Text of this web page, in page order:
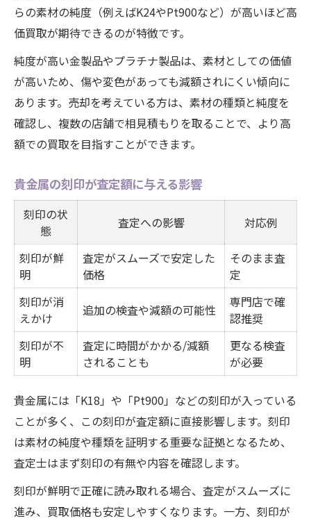
らの素材の純度（例えばK24やPt900など）が高いほど高
価買取が期待できるのが特徴です。
純度が高い金製品やプラチナ製品は、素材としての価値
が高いため、傷や変色があっても減額されにくい傾向に
あります。売却を考えている方は、素材の種類と純度を
確認し、複数の店舗で相見積もりを取ることで、より高
額での買取を目指すことができます。
貴金属の刻印が査定額に与える影響
刻印の状
態
査定への影響 対応例
刻印が鮮
明
査定がスムーズで安定した
価格
そのまま査
定
刻印が消
えかけ
追加の検査や減額の可能性
専門店で確
認推奨
刻印が不
明
査定に時間がかかる/減額
されることも
更なる検査
が必要
貴金属には「K18」や「Pt900」などの刻印が入っている
ことが多く、この刻印が査定額に直接影響します。刻印
は素材の純度や種類を証明する重要な証拠となるため、
査定士はまず刻印の有無や内容を確認します。
刻印が鮮明で正確に読み取れる場合、査定がスムーズに
進み、買取価格も安定しやすくなります。一方、刻印が